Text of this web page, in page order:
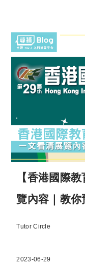
【香港國際
覽內容｜教你
Tutor Circle
2023-06-29